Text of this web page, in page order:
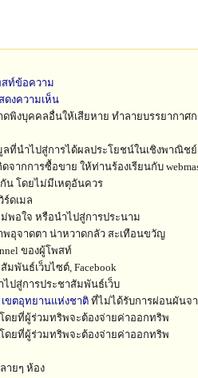
สท์ข้อความ
ดงความเห็น
พิงบุคคลอื่นให้เสียหาย ทำลายบรรยากาศ
นำไปสู่การได้ผลประโยชน์ในเชิงพาณิชย์
จากการซื้อขาย ให้ท่านร้องเรียนกับ
กัน โดยไม่มีเหตุอันควร
ร์ดเมล
พอใจ หรือนำไปสู่การประนาม
อุจาดตา น่าหวาดกลัว สะเทือนขวัญ
ของผู้โพสท์
พันธ์เว็บไซต์, Facebook
ปสู่การประชาสัมพันธ์เว็บ
เขตอุทยานแห่งชาติ ที่ไม่ได้รับการผ่อนผันจ
ยที่ผู้ร่วมทริพจะต้องจ่ายค่าออกทริพ
ยที่ผู้ร่วมทริพจะต้องจ่ายค่าออกทริพ
ายๆ ห้อง